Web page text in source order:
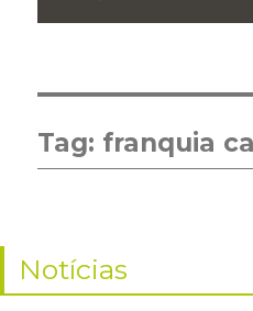
Tag: franquia
Notícias